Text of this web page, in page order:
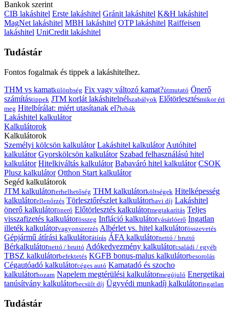
Bankok szerint
CIB lakáshitel Erste lakáshitel Gránit lakáshitel K&H lakáshitel
MagNet lakáshitel MBH lakáshitel OTP lakáshitel Raiffeisen
lakáshitel UniCredit lakáshitel
Tudástár
Fontos fogalmak és tippek a lakáshitelhez.
THM vs kamatkülönbség Fix vagy változó kamat?útmutató Önerő
számítástippek JTM korlát lakáshitelnélszabályok Előtörlesztésmikor éri
meg Hitelbírálat: miért utasítanak el?hibák
Lakáshitel kalkulátor
Kalkulátorok
Kalkulátorok
Személyi kölcsön kalkulátor Lakáshitel kalkulátor Autóhitel
kalkulátor Gyorskölcsön kalkulátor Szabad felhasználású hitel
kalkulátor Hitelkiváltás kalkulátor Babaváró hitel kalkulátor CSOK
Plusz kalkulátor Otthon Start kalkulátor
Segéd kalkulátorok
JTM kalkulátorterhelhetőség THM kalkulátorköltségek Hitelképesség
kalkulátorellenőrzés Törlesztőrészlet kalkulátorhavi díj Lakáshitel
önerő kalkulátorönerő Előtörlesztés kalkulátormegtakarítás Teljes
visszafizetés kalkulátorösszeg Infláció kalkulátorvásárlóerő Ingatlan
illeték kalkulátorvagyonszerzés Albérlet vs. hitel kalkulátorösszevetés
Gépjármű átírási kalkulátorátírás ÁFA kalkulátornettó / bruttó
Bérkalkulátornettó / bruttó Adókedvezmény kalkulátorcsaládi / egyéb
TBSZ kalkulátorbefektetés KGFB bonus-malus kalkulátorbesorolás
Cégautóadó kalkulátorcéges autó Kamatadó és szocho
kalkulátorhozam Napelem megtérülési kalkulátormegújuló Energetikai
tanúsítvány kalkulátorbecsült díj Ügyvédi munkadíj kalkulátoringatlan
Tudástár